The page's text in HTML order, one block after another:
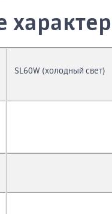
SL60W (холодный свет)